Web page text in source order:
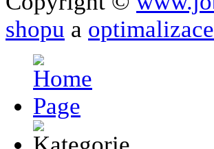
shopu a